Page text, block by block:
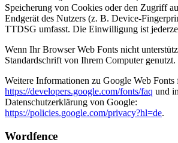
Speicherung von Cookies oder den Zugriff
Endgerät des Nutzers (z. B. Device-
TTDSG umfasst. Die Einwilligung ist
Wenn Ihr Browser Web Fonts nicht
Standardschrift von Ihrem Computer genutzt.
Weitere Informationen zu Google Web Fonts
https://developers.google.com/fonts/faq und
Datenschutzerklärung von Google:
https://policies.google.com/privacy?hl=de.
Wordfence